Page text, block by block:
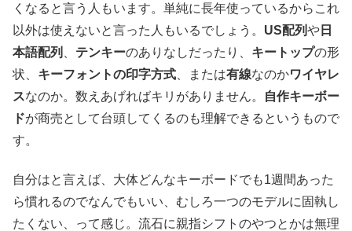
くなると言う人もいます。単純に長年使っているからこれ
以外は使えないと言った人もいるでしょう。 US配列や 日
本語配列
テンキーのありなしだったり、 キートップの形
状、 キーフォントの印字方式 、または有線なのかワイヤレ
スなのか。数えあげればキリがありません。
自作キーボー
ドが商売として台頭してくるのも理解できるというもので
す。
自分はと言えば、大体どんなキーボードでも1週間あった
ら慣れるのでなんでもいい、むしろ一つのモデルに固執し
たくない、って感じ。流石に親指シフトのやつとかは無理